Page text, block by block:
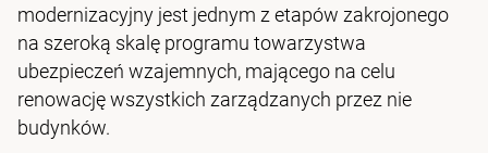
modernizacyjny jest jednym z etapów zakrojonego
na szeroką skalę programu towarzystwa
ubezpieczeń wzajemnych, mającego na celu
renowację wszystkich zarządzanych przez nie
budynków.